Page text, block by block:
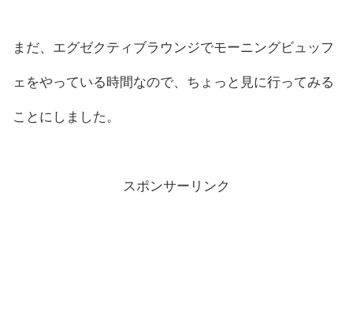
まだ、エグゼクティブラウンジでモーニングビュッフ
ェをやっている時間なので、ちょっと見に行ってみる
ことにしました。
スポンサーリンク